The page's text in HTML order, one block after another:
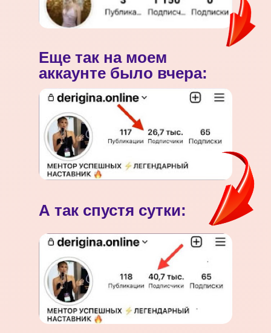
Еще так на моем
аккаунте было вчера:
А так спустя сутки: